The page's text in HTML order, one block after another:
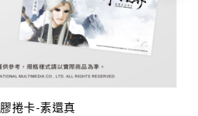
膠捲卡-素還真